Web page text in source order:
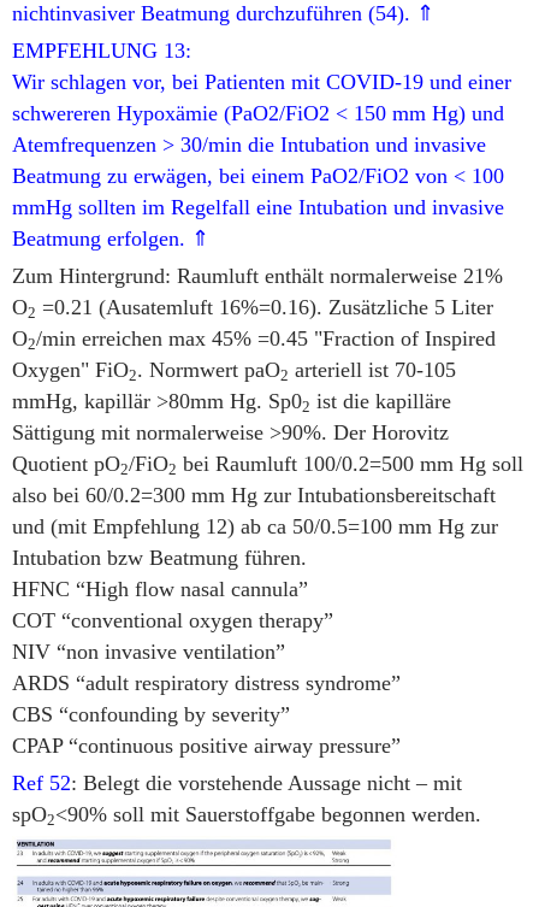
nichtinvasiver Beatmung durchzuführen (54). ⇑
EMPFEHLUNG 13:
Wir schlagen vor, bei Patienten mit COVID-19 und einer
schwereren Hypoxämie (PaO2/FiO2 < 150 mm Hg) und
Atemfrequenzen > 30/min die Intubation und invasive
Beatmung zu erwägen, bei einem PaO2/FiO2 von < 100
mmHg sollten im Regelfall eine Intubation und invasive
Beatmung erfolgen. ⇑
Zum Hintergrund: Raumluft enthält normalerweise 21%
O2 =0.21 (Ausatemluft 16%=0.16). Zusätzliche 5 Liter
O2/min erreichen max 45% =0.45 "Fraction of Inspired
Oxygen" FiO2. Normwert paO2 arteriell ist 70-105
mmHg, kapillär >80mm Hg. Sp02 ist die kapilläre
Sättigung mit normalerweise >90%. Der Horovitz
Quotient pO2/FiO2 bei Raumluft 100/0.2=500 mm Hg soll
also bei 60/0.2=300 mm Hg zur Intubationsbereitschaft
und (mit Empfehlung 12) ab ca 50/0.5=100 mm Hg zur
Intubation bzw Beatmung führen.
HFNC “High flow nasal cannula”
COT “conventional oxygen therapy”
NIV “non invasive ventilation”
ARDS “adult respiratory distress syndrome”
CBS “confounding by severity”
CPAP “continuous positive airway pressure”
Ref 52: Belegt die vorstehende Aussage nicht – mit
spO2<90% soll mit Sauerstoffgabe begonnen werden.